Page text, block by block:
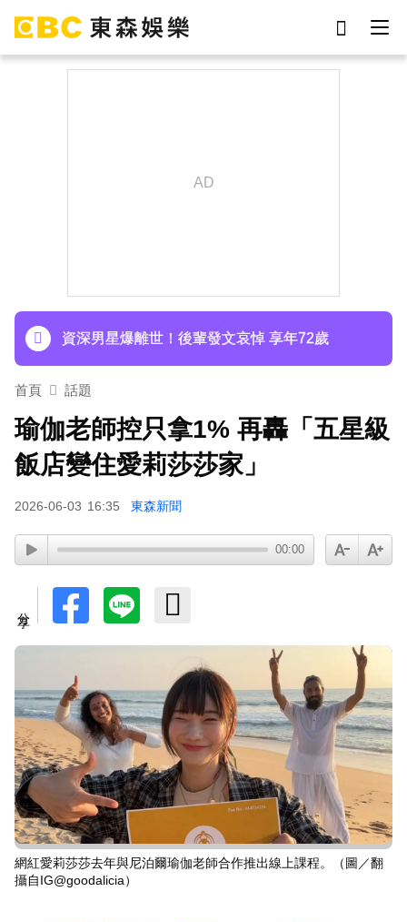
全場暴動了
資深男星爆離世！後輩發文哀悼 享年72歲
TWICE定延不續約！手寫信宣布離開JYP 簽新東
富婆砸錢拍短劇塞60場吻戲！男星爆「開房被包
養」 親上火線揭真相
屍河中驚見「20公斤重物」
女星告別9年演藝圈！轉行當計程車司機 曝收入：
比演員賺更多
下載東森App，隨時掌握天下大小事！
Ozone林佳辰大跳女團舞變「佳美」 舞台獻香吻
全場暴動了
首頁 話題
瑜伽老師控只拿1% 再轟「五星級
飯店變住愛莉莎莎家」
2026-06-03 16:35 東森新聞
00:00
網紅愛莉莎莎去年與尼泊爾瑜伽老師合作推出線上課程。（圖／翻
攝自IG@goodalicia）